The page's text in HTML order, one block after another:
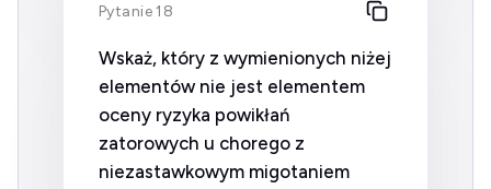
Pytanie 18
Wskaż, który z wymienionych niżej
elementów nie jest elementem
oceny ryzyka powikłań
zatorowych u chorego z
niezastawkowym migotaniem